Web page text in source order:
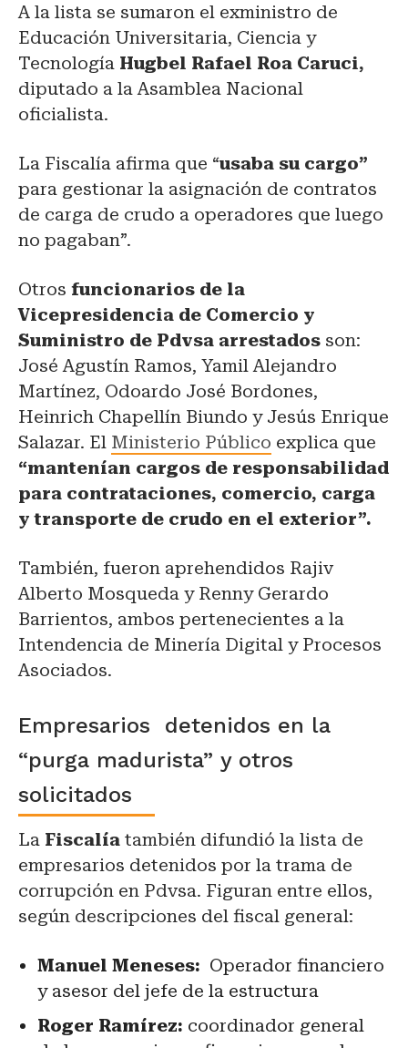
A la lista se sumaron el exministro de
Educación Universitaria, Ciencia y
Tecnología Hugbel Rafael Roa Caruci,
diputado a la Asamblea Nacional
oficialista.
La Fiscalía afirma que “usaba su cargo”
para gestionar la asignación de contratos
de carga de crudo a operadores que luego
no pagaban”.
Otros funcionarios de la
Vicepresidencia de Comercio y
Suministro de Pdvsa arrestados son:
José Agustín Ramos, Yamil Alejandro
Martínez, Odoardo José Bordones,
Heinrich Chapellín Biundo y Jesús Enrique
Salazar. El Ministerio Público explica que
“mantenían cargos de responsabilidad
para contrataciones, comercio, carga
y transporte de crudo en el exterior”.
También, fueron aprehendidos Rajiv
Alberto Mosqueda y Renny Gerardo
Barrientos, ambos pertenecientes a la
Intendencia de Minería Digital y Procesos
Asociados.
Empresarios detenidos en la
“purga madurista” y otros
solicitados
La Fiscalía también difundió la lista de
empresarios detenidos por la trama de
corrupción en Pdvsa. Figuran entre ellos,
según descripciones del fiscal general:
Manuel Meneses: Operador financiero
y asesor del jefe de la estructura
Roger Ramírez: coordinador general